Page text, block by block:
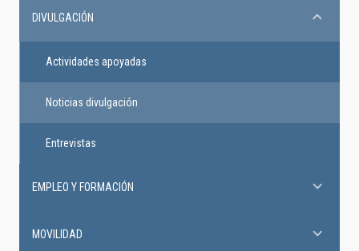
DIVULGACIÓN
Actividades apoyadas
Noticias divulgación
Entrevistas
EMPLEO Y FORMACIÓN
MOVILIDAD